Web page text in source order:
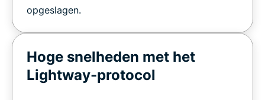
opgeslagen.
Hoge snelheden met het
Lightway-protocol